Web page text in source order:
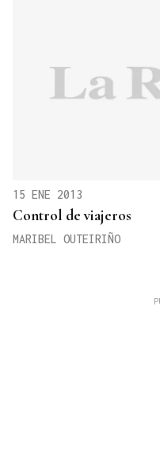
15 ENE 2013
Control de viajeros
MARIBEL OUTEIRIÑO